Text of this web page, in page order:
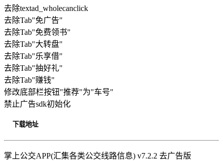
去除textad_wholecanclick
去除Tab"免广告"
去除Tab"免费领书"
去除Tab"大转盘"
去除Tab"乐享借"
去除Tab"抽好礼"
去除Tab"赚钱"
修改底部栏按钮"推荐"为"车号"
禁止广告sdk初始化
下载地址
掌上公交APP(汇集各类公交线路信息) v7.2.2 去广告版